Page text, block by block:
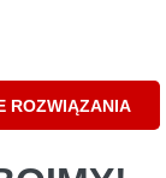
ROZWIĄZANIA